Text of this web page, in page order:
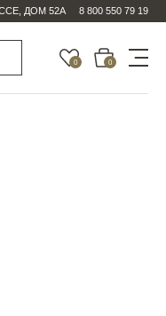
ДОМ 52А 8 800 550 79 19
0 0